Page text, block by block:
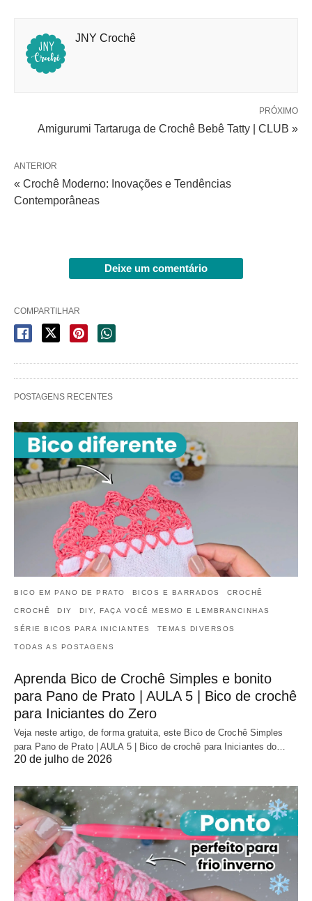
JNY Crochê
PRÓXIMO
Amigurumi Tartaruga de Crochê Bebê Tatty | CLUB »
ANTERIOR
« Crochê Moderno: Inovações e Tendências
Contemporâneas
Deixe um comentário
COMPARTILHAR
POSTAGENS RECENTES
BICO EM PANO DE PRATO BICOS E BARRADOS CROCHÊ
CROCHÊ DIY DIY, FAÇA VOCÊ MESMO E LEMBRANCINHAS
SÉRIE BICOS PARA INICIANTES TEMAS DIVERSOS
TODAS AS POSTAGENS
Aprenda Bico de Crochê Simples e bonito
para Pano de Prato | AULA 5 | Bico de crochê
para Iniciantes do Zero
Veja neste artigo, de forma gratuita, este Bico de Crochê Simples
para Pano de Prato | AULA 5 | Bico de crochê para Iniciantes do…
20 de julho de 2026